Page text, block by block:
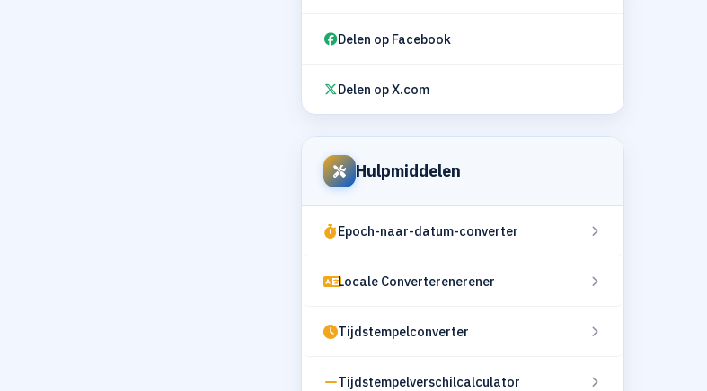
Delen op Facebook
Delen op X.com
Hulpmiddelen
Epoch-naar-datum-converter
Locale Converterenerener
Tijdstempelconverter
Tijdstempelverschilcalculator